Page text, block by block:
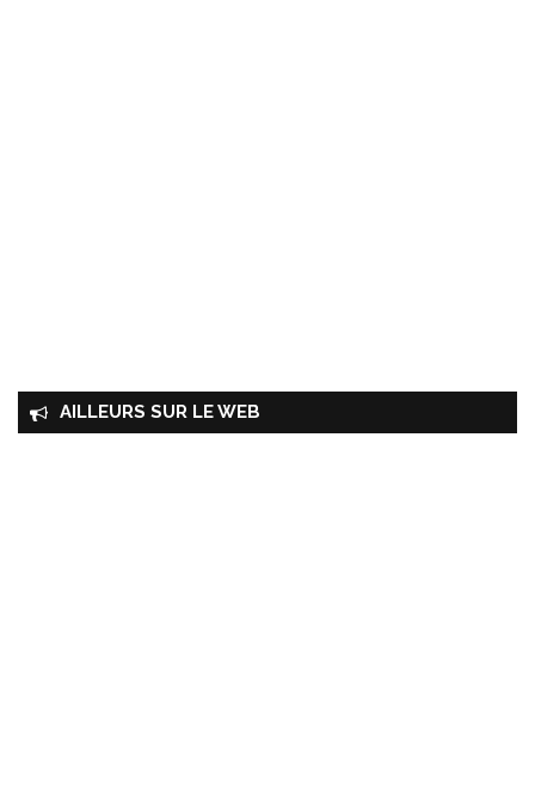
AILLEURS SUR LE WEB